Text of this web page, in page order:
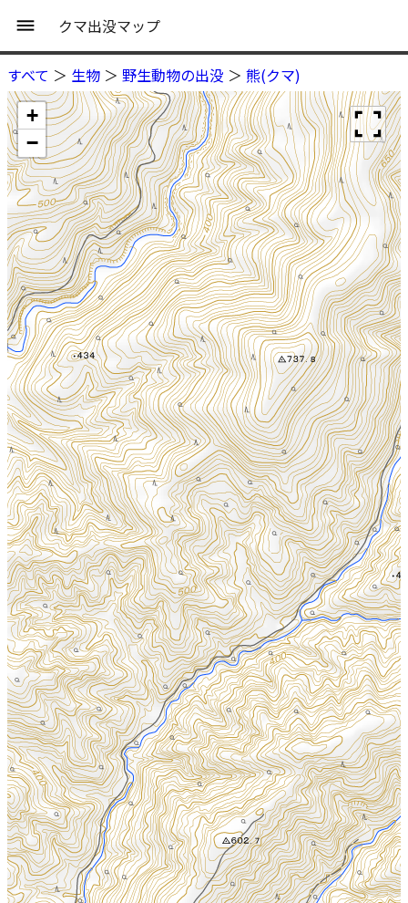
クマ出没マップ
すべて ＞ 生物 ＞ 野生動物の出没 ＞ 熊(クマ)
+
−